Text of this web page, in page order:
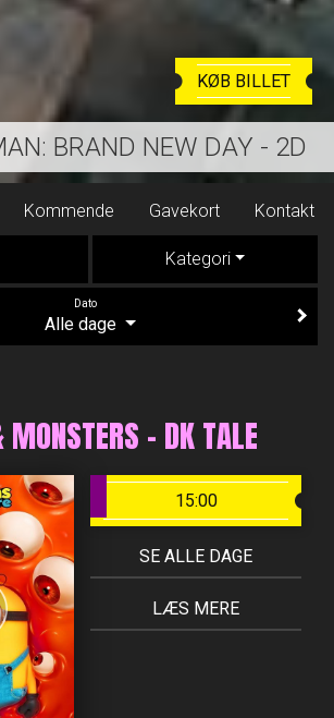
BRAND NEW DAY - 2D
KØB BILLET
Kommende Gavekort Kontakt
Kategori
Dato
Alle dage
- DK TALE
15:00
SE ALLE DAGE
LÆS MERE